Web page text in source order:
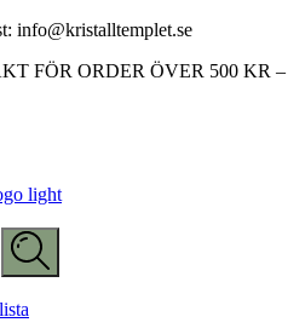
info@kristalltemplet.se
FÖR ORDER ÖVER 500 KR –